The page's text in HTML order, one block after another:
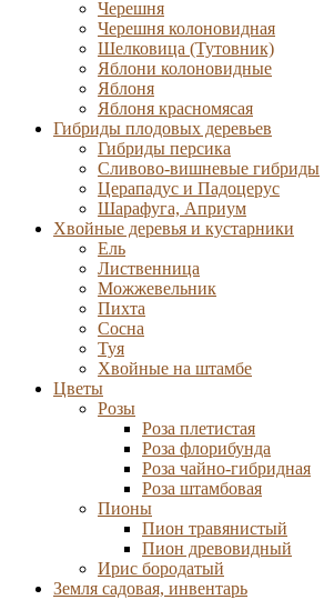
Черешня
Черешня колоновидная
Шелковица (Тутовник)
Яблони колоновидные
Яблоня
Яблоня красномясая
Гибриды плодовых деревьев
Гибриды персика
Сливово-вишневые гибриды
Церападус и Падоцерус
Шарафуга, Априум
Хвойные деревья и кустарники
Ель
Лиственница
Можжевельник
Пихта
Сосна
Туя
Хвойные на штамбе
Цветы
Розы
Роза плетистая
Роза флорибунда
Роза чайно-гибридная
Роза штамбовая
Пионы
Пион травянистый
Пион древовидный
Ирис бородатый
Земля садовая, инвентарь